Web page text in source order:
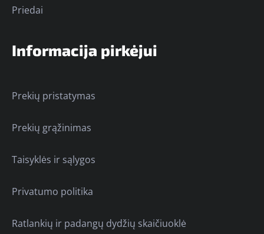
Priedai
Informacija pirkėjui
Prekių pristatymas
Prekių grąžinimas
Taisyklės ir sąlygos
Privatumo politika
Ratlankių ir padangų dydžių skaičiuoklė